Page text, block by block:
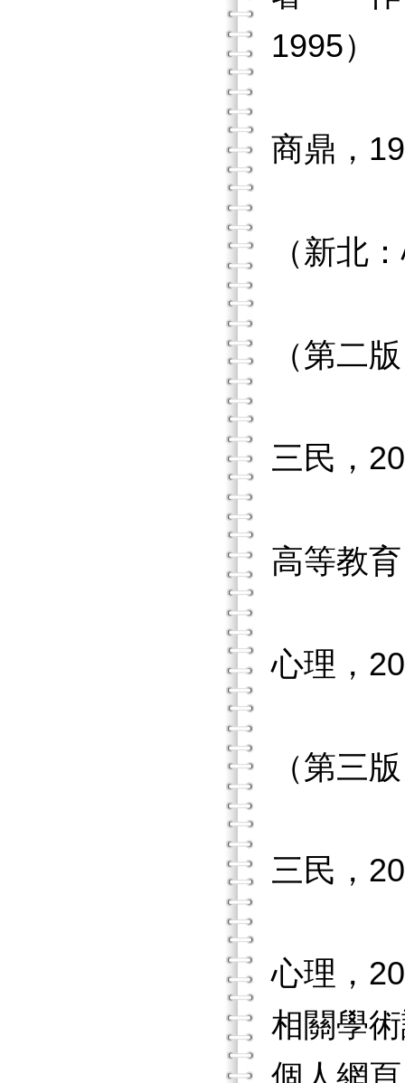
1995）
商鼎，
（新北
（第二
三民，
高等教
心理，
（第三
三民，
心理，
相關學